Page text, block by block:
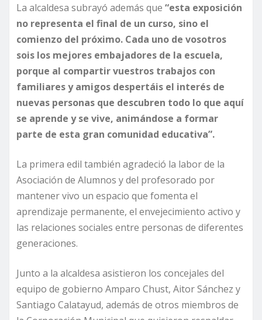
La alcaldesa subrayó además que “esta exposición
no representa el final de un curso, sino el
comienzo del próximo. Cada uno de vosotros
sois los mejores embajadores de la escuela,
porque al compartir vuestros trabajos con
familiares y amigos despertáis el interés de
nuevas personas que descubren todo lo que aquí
se aprende y se vive, animándose a formar
parte de esta gran comunidad educativa”.
La primera edil también agradeció la labor de la
Asociación de Alumnos y del profesorado por
mantener vivo un espacio que fomenta el
aprendizaje permanente, el envejecimiento activo y
las relaciones sociales entre personas de diferentes
generaciones.
Junto a la alcaldesa asistieron los concejales del
equipo de gobierno Amparo Chust, Aitor Sánchez y
Santiago Calatayud, además de otros miembros de